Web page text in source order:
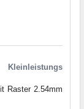
Kleinleistungs
Raster 2.54mm